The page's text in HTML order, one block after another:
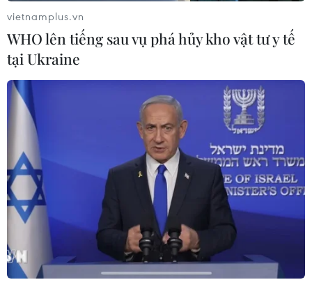
Tim thấy thi thể đầu tiên trong vụ
sạt lở đất tại Quảng Trị
18/10/2020 04:07
vietnamplus.vn
WHO lên tiếng sau vụ phá hủy kho vật tư y tế
tại Ukraine